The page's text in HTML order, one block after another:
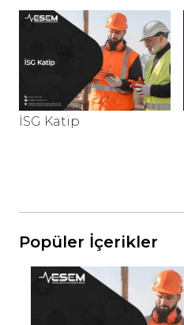
İSG Katip
Popüler İçerikler